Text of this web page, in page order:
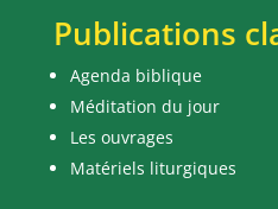
Publications
Agenda biblique
Méditation du jour
Les ouvrages
Matériels liturgiques